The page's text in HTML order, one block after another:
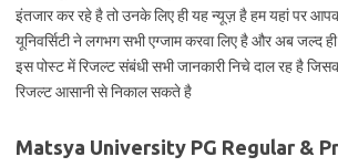
इंतजार कर रहे है तो उनके लिए ही यह न्यूज़ है हम यहां पर
यूनिवर्सिटी ने लगभग सभी एग्जाम करवा लिए है और अब जल्द
इस पोस्ट में रिजल्ट संबंधी सभी जानकारी निचे दाल रह है
रिजल्ट आसानी से निकाल सकते है
Matsya University PG Regular &